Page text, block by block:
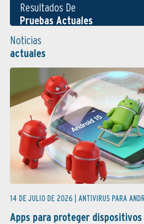
Resultados De
Pruebas Actuales
Noticias
actuales
14 DE JULIO DE 2026 | ANTIVIRUS PARA
Apps para proteger